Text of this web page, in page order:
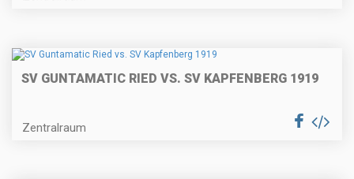
SV GUNTAMATIC RIED VS. SV KAPFENBERG 1919
Zentralraum